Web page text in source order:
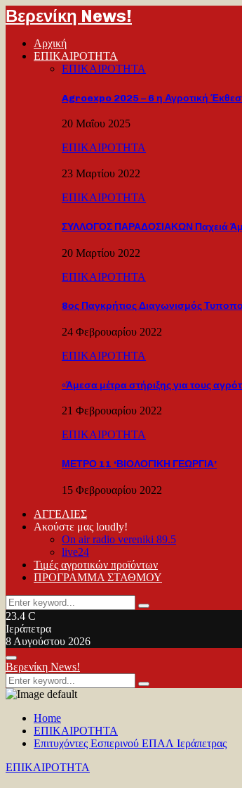
Βερενίκη News!
Αρχική
ΕΠΙΚΑΙΡΟΤΗΤΑ
ΕΠΙΚΑΙΡΟΤΗΤΑ
Agroexpo 2025 – 6 η Αγροτική
20 Μαΐου 2025
ΕΠΙΚΑΙΡΟΤΗΤΑ
23 Μαρτίου 2022
ΕΠΙΚΑΙΡΟΤΗΤΑ
ΣΥΛΛΟΓΟΣ ΠΑΡΑΔΟΣΙΑΚΩΝ Παχειά
20 Μαρτίου 2022
ΕΠΙΚΑΙΡΟΤΗΤΑ
8ος Παγκρήτιος Διαγωνισμός
24 Φεβρουαρίου 2022
ΕΠΙΚΑΙΡΟΤΗΤΑ
«Άμεσα μέτρα στήριξης για τους
21 Φεβρουαρίου 2022
ΕΠΙΚΑΙΡΟΤΗΤΑ
ΜΕΤΡΟ 11 ‘ΒΙΟΛΟΓΙΚΗ ΓΕΩΡΓΙΑ’
15 Φεβρουαρίου 2022
ΑΓΓΕΛΙΕΣ
Ακούστε μας loudly!
On air radio vereniki 89.5
live24
Τιμές αγροτικών προϊόντων
ΠΡΟΓΡΑΜΜΑ ΣΤΑΘΜΟΥ
Search
for:
Search
23.4 C
Ιεράπετρα
8 Αυγούστου 2026
Facebook
Twitter
Youtube
Primary
Menu
Βερενίκη News!
Search
for:
Search
Home
ΕΠΙΚΑΙΡΟΤΗΤΑ
Επιτυχόντες Εσπερινού ΕΠΑΛ Ιεράπετρας
ΕΠΙΚΑΙΡΟΤΗΤΑ